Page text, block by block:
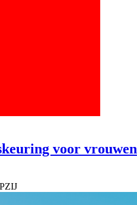
voor vrouwen